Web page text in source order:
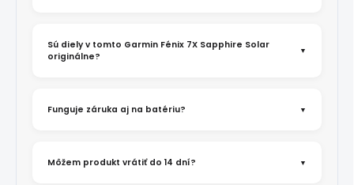
Sú diely v tomto Garmin Fénix 7X Sapphire Solar
originálne?
Funguje záruka aj na batériu?
Môžem produkt vrátiť do 14 dní?